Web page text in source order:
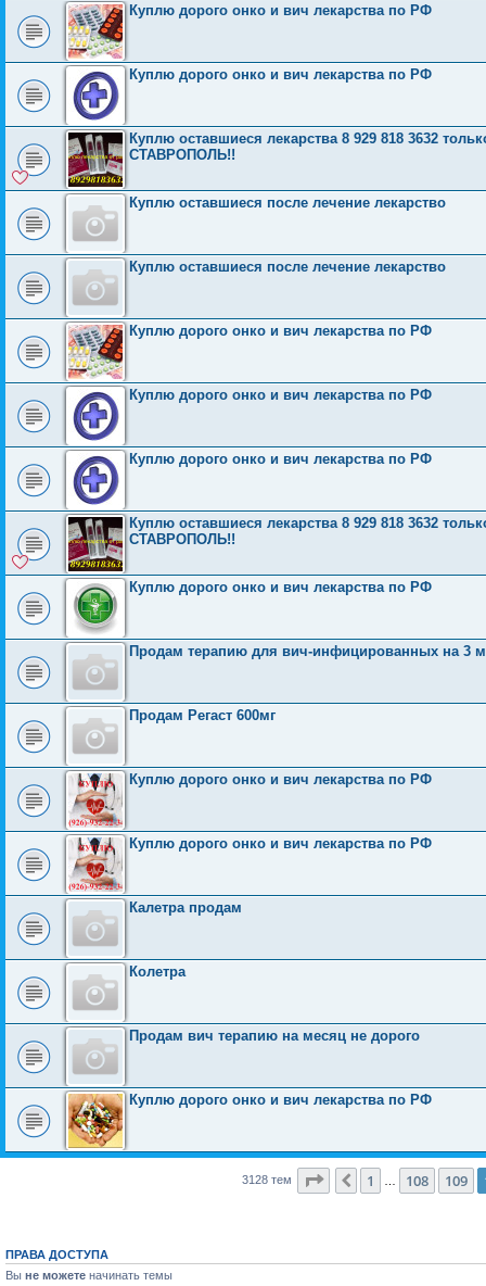
Куплю дорого онко и вич лекарства по РФ
Куплю дорого онко и вич лекарства по РФ
Куплю оставшиеся лекарства 8 929 818 3632
СТАВРОПОЛЬ!!
Куплю оставшиеся после лечение лекарство
Куплю оставшиеся после лечение лекарство
Куплю дорого онко и вич лекарства по РФ
Куплю дорого онко и вич лекарства по РФ
Куплю дорого онко и вич лекарства по РФ
Куплю оставшиеся лекарства 8 929 818 3632
СТАВРОПОЛЬ!!
Куплю дорого онко и вич лекарства по РФ
Продам терапию для вич-инфицированных на 3
Продам Регаст 600мг
Куплю дорого онко и вич лекарства по РФ
Куплю дорого онко и вич лекарства по РФ
Калетра продам
Колетра
Продам вич терапию на месяц не дорого
Куплю дорого онко и вич лекарства по РФ
3128 тем Страница 110из 126
Пред.
1 108 109
ПРАВА ДОСТУПА
Вы не можете начинать темы